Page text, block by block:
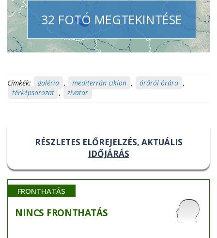
32 FOTÓ MEGTEKINTÉSE
Címkék: galéria , mediterrán ciklon , óráról órára ,
térképsorozat , zivatar
RÉSZLETES ELŐREJELZÉS, AKTUÁLIS
IDŐJÁRÁS
FRONTHATÁS
NINCS FRONTHATÁS